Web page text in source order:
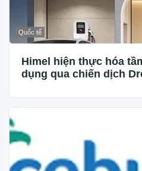
Quốc tế
Himel hiện thực hóa
dụng qua chiến dịch